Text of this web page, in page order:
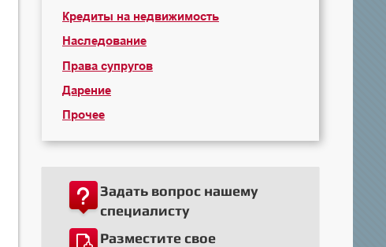
Кредиты на недвижимость
Наследование
Права супругов
Дарение
Прочее
Задать вопрос нашему
специалисту
Разместите свое